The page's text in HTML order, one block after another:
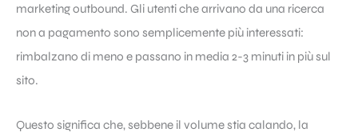
marketing outbound. Gli utenti che arrivano da una ricerca
non a pagamento sono semplicemente più interessati:
rimbalzano di meno e passano in media 2-3 minuti in più sul
sito.
Questo significa che, sebbene il volume stia calando, la